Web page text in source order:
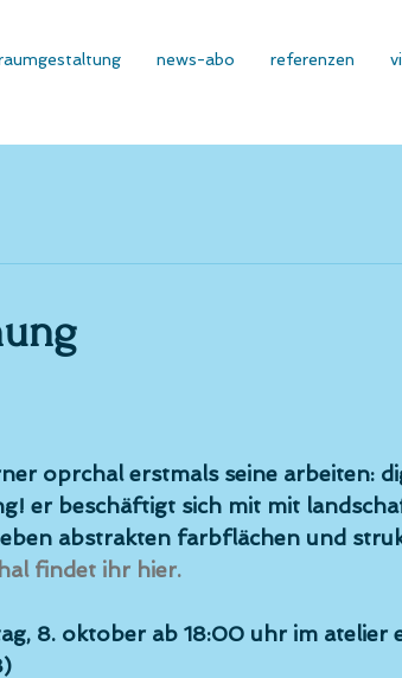
news-abo referenzen
oprchal erstmals seine arbeiten:
er beschäftigt sich mit mit
abstrakten farbflächen und
findet ihr hier.
8. oktober ab 18:00 uhr im atelier